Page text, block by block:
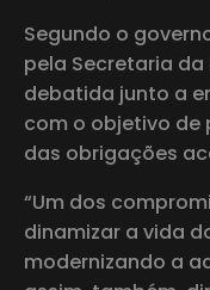
Segundo o
pela Secretaria da
debatida junto a
com o objetivo de
das obrigações
“Um dos
dinamizar a vida
modernizando a